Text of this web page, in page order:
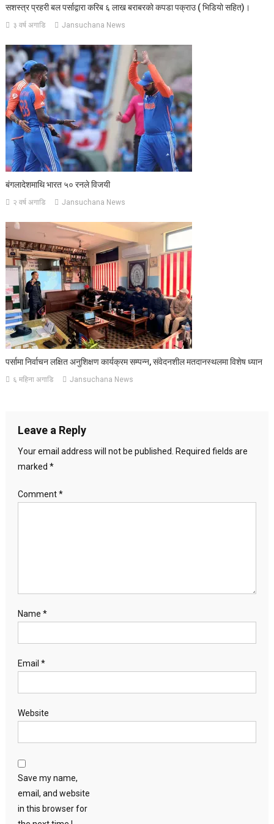
सशस्त्र प्रहरी बल पर्साद्वारा करिब ६ लाख बराबरको कपडा पक्राउ ( भिडियो सहित)।
३ वर्ष अगाडि Jansuchana News
बंगलादेशमाथि भारत ५० रनले विजयी
२ वर्ष अगाडि Jansuchana News
पर्सामा निर्वाचन लक्षित अनुशिक्षण कार्यक्रम सम्पन्न, संवेदनशील मतदानस्थलमा विशेष ध्यान
६ महिना अगाडि Jansuchana News
Leave a Reply
Your email address will not be published. Required fields are
marked *
Comment*
Name *
Email *
Website
Save my name,
email, and website
in this browser for